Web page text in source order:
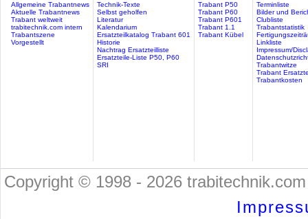
Allgemeine Trabantnews
Aktuelle Trabantnews
Trabant weltweit
trabitechnik.com intern
Trabantszene
Vorgestellt
Technik-Texte
Selbst geholfen
Literatur
Kalendarium
Ersatzteilkatalog Trabant 601
Historie
Nachtrag Ersatzteilliste
Ersatzteile-Liste P50, P60
SRI
Trabant P50
Trabant P60
Trabant P601
Trabant 1.1
Trabant Kübel
Terminliste
Bilder und
Clubliste
Trabantstatistik
Linkliste
Impressum/
Trabantwitze
Trabant
Trabantkosten
Copyright © 1998 - 2026